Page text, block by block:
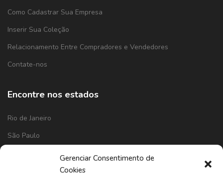
Gerenciar Consentimento de
Cookies
Como Cadastrar Sua Empresa
Inserir Sua Coleção
Relacionamento Entre Compradores e Vendedores
Contate-nos
Encontre nos estados
Rio de Janeiro
São Paulo